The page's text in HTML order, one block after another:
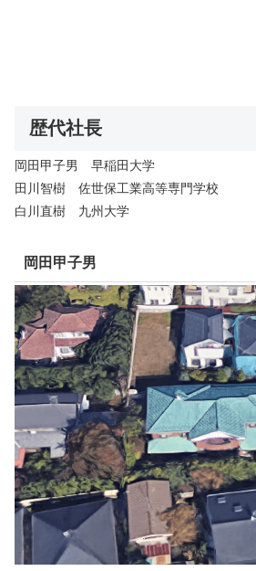
歴代社長
岡田甲子男 早稲田大学
田川智樹 佐世保工業高等専門学校
白川直樹 九州大学
岡田甲子男